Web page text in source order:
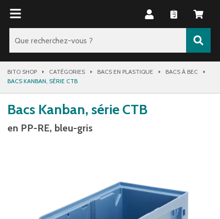
BITO SHOP CATÉGORIES BACS EN PLASTIQUE
BACS À BEC
BACS KANBAN, SÉRIE CTB
Bacs Kanban, série CTB
en PP-RE, bleu-gris